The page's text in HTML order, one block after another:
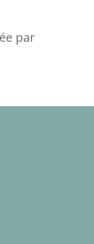
par